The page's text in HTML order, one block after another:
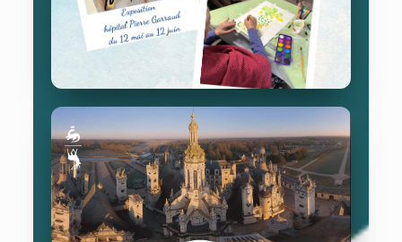
Hôpital Pierre Garraud
12/06/2022